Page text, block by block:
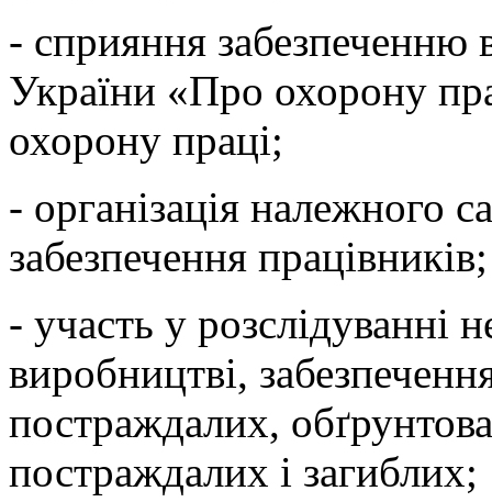
- сприяння забезпеченню
України «Про охорону
охорону праці;
- організація належного
забезпечення працівників;
- участь у розслідуванні
виробництві,
постраждалих,
постраждалих і загиблих;